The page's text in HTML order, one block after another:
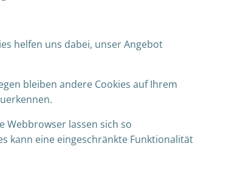
helfen uns dabei, unser Angebot
bleiben andere Cookies auf Ihrem
Webbrowser lassen sich so
kann eine eingeschränkte Funktionalität